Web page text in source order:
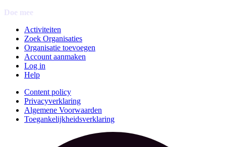
Doe mee
Activiteiten
Zoek Organisaties
Organisatie toevoegen
Account aanmaken
Log in
Help
Content policy
Privacyverklaring
Algemene Voorwaarden
Toegankelijkheidsverklaring